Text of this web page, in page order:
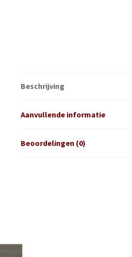
Beschrijving
Aanvullende informatie
Beoordelingen (0)